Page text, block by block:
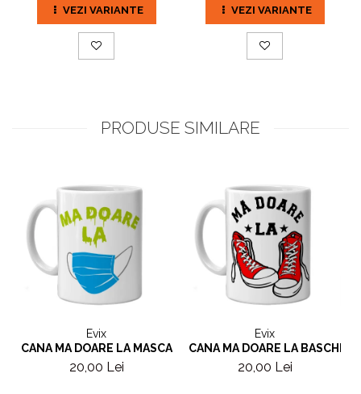
VEZI VARIANTE VEZI VARIANTE
PRODUSE SIMILARE
Evix
CANA MA DOARE LA MASCA
20,00 Lei
Evix
CANA MA DOARE LA BASCHETI
20,00 Lei